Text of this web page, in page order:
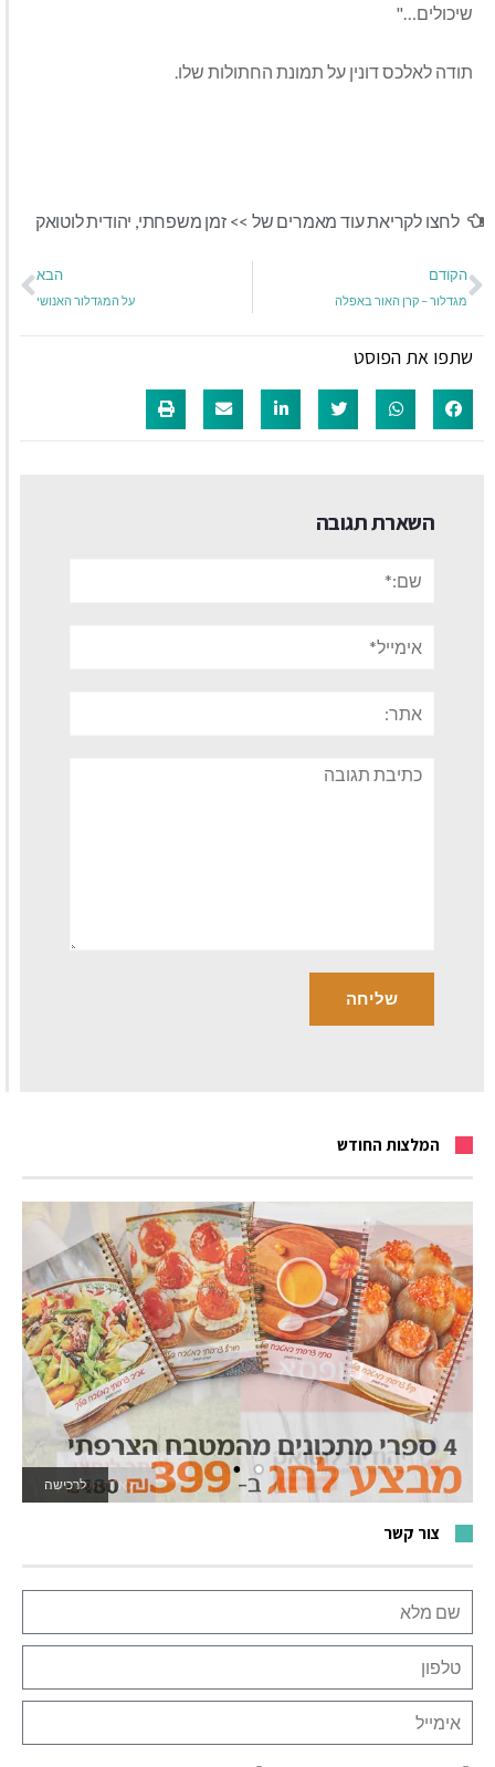
שיכולים…"
תודה לאלכס דונין על תמונת החתולות שלו.
לחצו לקריאת עוד מאמרים של >> זמן משפחתי, יהודית לוטואק
הקודם
מגדלור – קרן האור באפלה
הבא
על המגדלור האנושי
שתפו את הפוסט
השארת תגובה
תגובה
המלצות החודש
לאתר המשחקים
צור קשר